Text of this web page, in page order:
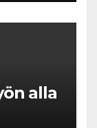
alla